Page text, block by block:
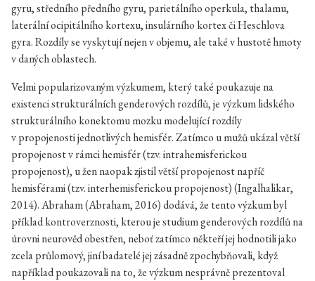
gyru, středního předního gyru, parietálního operkula, thalamu,
laterální ocipitálního kortexu, insulárního kortex či Heschlova
gyra. Rozdíly se vyskytují nejen v objemu, ale také v hustotě hmoty
v daných oblastech.
Velmi popularizovaným výzkumem, který také poukazuje na
existenci strukturálních genderových rozdílů, je výzkum lidského
strukturálního konektomu mozku modelující rozdíly
v propojenosti jednotlivých hemisfér. Zatímco u mužů ukázal větší
propojenost v rámci hemisfér (tzv. intrahemisferickou
propojenost), u žen naopak zjistil větší propojenost napříč
hemisférami (tzv. interhemisferickou propojenost) (Ingalhalikar,
2014). Abraham (Abraham, 2016) dodává, že tento výzkum byl
příklad kontroverznosti, kterou je studium genderových rozdílů na
úrovni neurověd obestřen, neboť zatímco někteří jej hodnotili jako
zcela průlomový, jiní badatelé jej zásadně zpochybňovali, když
například poukazovali na to, že výzkum nesprávně prezentoval